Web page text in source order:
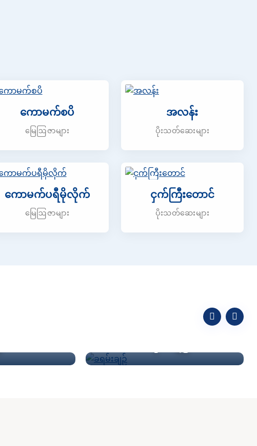
ကောမက်စပိ
မြေဩဇာများ
အလန်း
ပိုးသတ်ဆေးများ
ကောမက်ပရီမိုလိုက်
မြေဩဇာများ
ငှက်ကြီးတောင်
ပိုးသတ်ဆေးများ